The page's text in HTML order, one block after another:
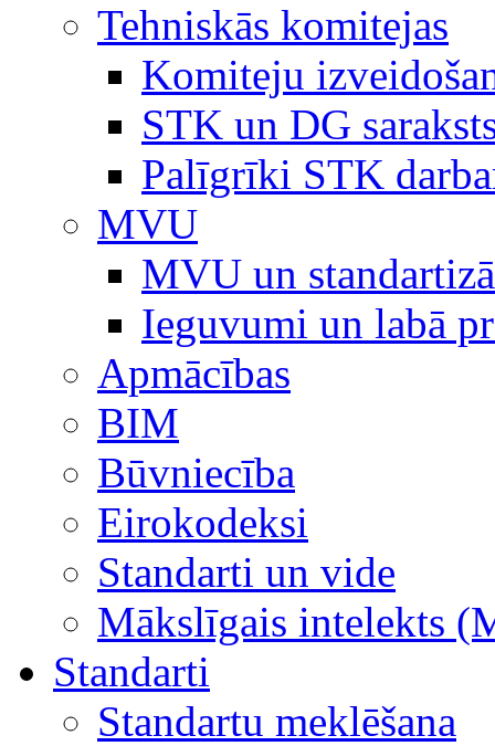
Tehniskās komitejas
Komiteju
STK un DG
Palīgrīki STK
MVU
MVU un
Ieguvumi un labā
Apmācības
BIM
Būvniecība
Eirokodeksi
Standarti un vide
Mākslīgais intelekts
Standarti
Standartu meklēšana